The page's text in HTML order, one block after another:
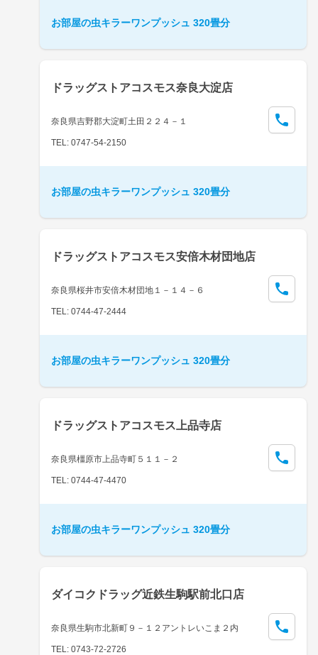
お部屋の虫キラーワンプッシュ 320畳分
ドラッグストアコスモス奈良大淀店
奈良県吉野郡大淀町土田２２４－１
TEL: 0747-54-2150
お部屋の虫キラーワンプッシュ 320畳分
ドラッグストアコスモス安倍木材団地店
奈良県桜井市安倍木材団地１－１４－６
TEL: 0744-47-2444
お部屋の虫キラーワンプッシュ 320畳分
ドラッグストアコスモス上品寺店
奈良県橿原市上品寺町５１１－２
TEL: 0744-47-4470
お部屋の虫キラーワンプッシュ 320畳分
ダイコクドラッグ近鉄生駒駅前北口店
奈良県生駒市北新町９－１２アントレいこま２内
TEL: 0743-72-2726